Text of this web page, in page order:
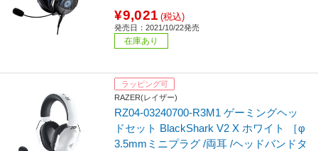
¥9,021 (税込)
発売日：2021/10/22発売
在庫あり
ラッピング可
RAZER(レイザー)
RZ04-03240700-R3M1 ゲーミングヘッ
ドセット BlackShark V2 X ホワイト ［φ
3.5mmミニプラグ /両耳 /ヘッドバンドタ